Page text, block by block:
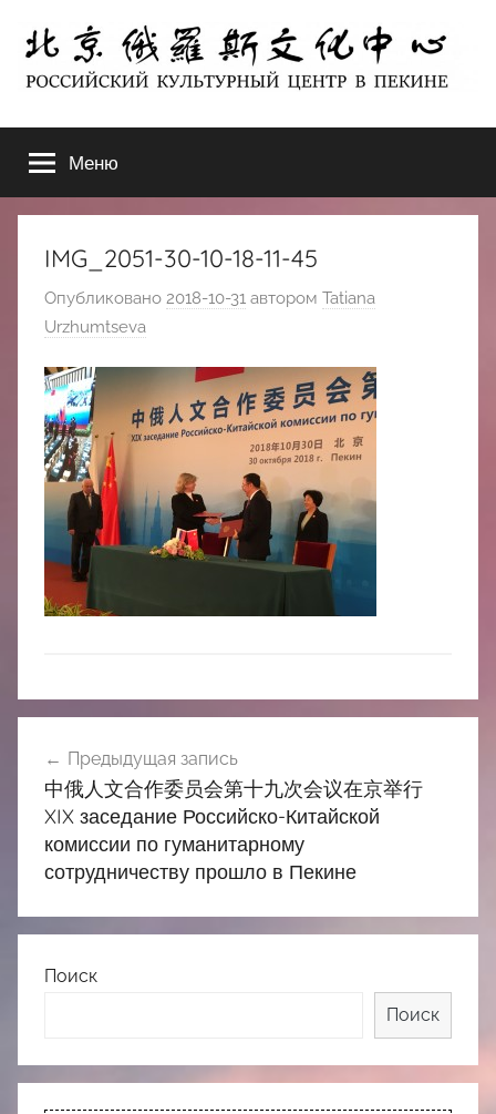
содержимому
北
京
俄
罗
斯
文
化
中
心
ЦЕНТР
В
ПЕКИНЕ
Меню
IMG_2051-30-10-18-11-45
Опубликовано 2018-10-31 автором Tatiana
Urzhumtseva
по
записям
Предыдущая запись
中俄人文合作委员会第十九次会议在京举行
XIX заседание Российско-Китайской
комиссии по гуманитарному
сотрудничеству прошло в Пекине
Поиск
Поиск